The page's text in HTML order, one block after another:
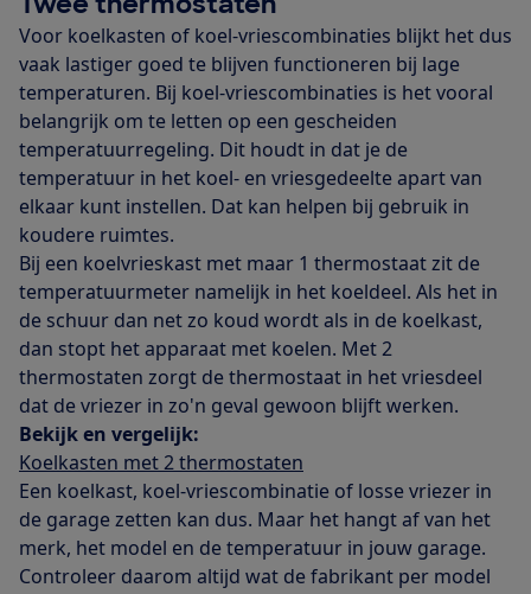
Voor koelkasten of koel-vriescombinaties blijkt het dus
vaak lastiger goed te blijven functioneren bij lage
temperaturen. Bij koel-vriescombinaties is het vooral
belangrijk om te letten op een gescheiden
temperatuurregeling. Dit houdt in dat je de
temperatuur in het koel- en vriesgedeelte apart van
elkaar kunt instellen. Dat kan helpen bij gebruik in
koudere ruimtes.
Bij een koelvrieskast met maar 1 thermostaat zit de
temperatuurmeter namelijk in het koeldeel. Als het in
de schuur dan net zo koud wordt als in de koelkast,
dan stopt het apparaat met koelen. Met 2
thermostaten zorgt de thermostaat in het vriesdeel
dat de vriezer in zo'n geval gewoon blijft werken.
Bekijk en vergelijk:
Koelkasten met 2 thermostaten
Een koelkast, koel-vriescombinatie of losse vriezer in
de garage zetten kan dus. Maar het hangt af van het
merk, het model en de temperatuur in jouw garage.
Controleer daarom altijd wat de fabrikant per model